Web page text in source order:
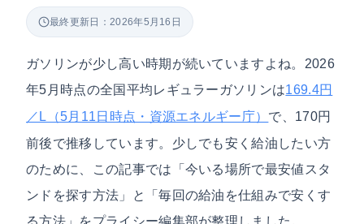
最終更新日：2026年5月16日
ガソリンが少し高い時期が続いていますよね。2026
年5月時点の全国平均レギュラーガソリンは169.4円
／L（5月11日時点・資源エネルギー庁） で、170円
前後で推移しています。少しでも安く給油したい方
のために、この記事では「今いる場所で最安値スタ
ンドを探す方法」と「毎回の給油を仕組みで安くす